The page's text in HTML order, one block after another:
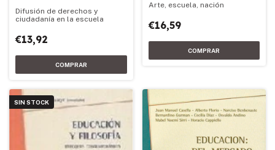
Difusión de derechos y
ciudadanía en la escuela
€13,92
Arte, escuela, nación
€16,59
SIN STOCK